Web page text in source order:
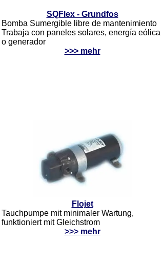
SQFlex - Grundfos
Bomba Sumergible libre de mantenimiento
Trabaja con paneles solares, energía eólica
o generador
>>> mehr
Flojet
Tauchpumpe mit minimaler Wartung,
funktioniert mit Gleichstrom
>>> mehr